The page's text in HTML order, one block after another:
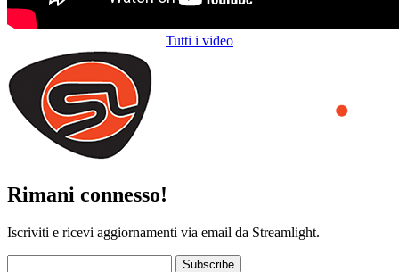
Tutti i video
Rimani connesso!
Iscriviti e ricevi aggiornamenti via email da Streamlight.
Subscribe